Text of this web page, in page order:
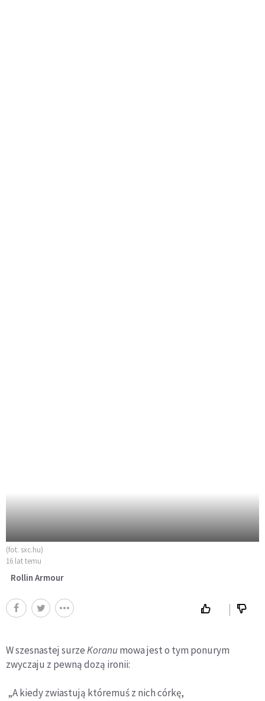
(fot. sxc.hu)
16 lat temu
Rollin Armour
W szesnastej surzeKoranumowa jest o tym ponurym
zwyczaju z pewną dozą ironii:
„A kiedy zwiastują któremuś z nich córkę,